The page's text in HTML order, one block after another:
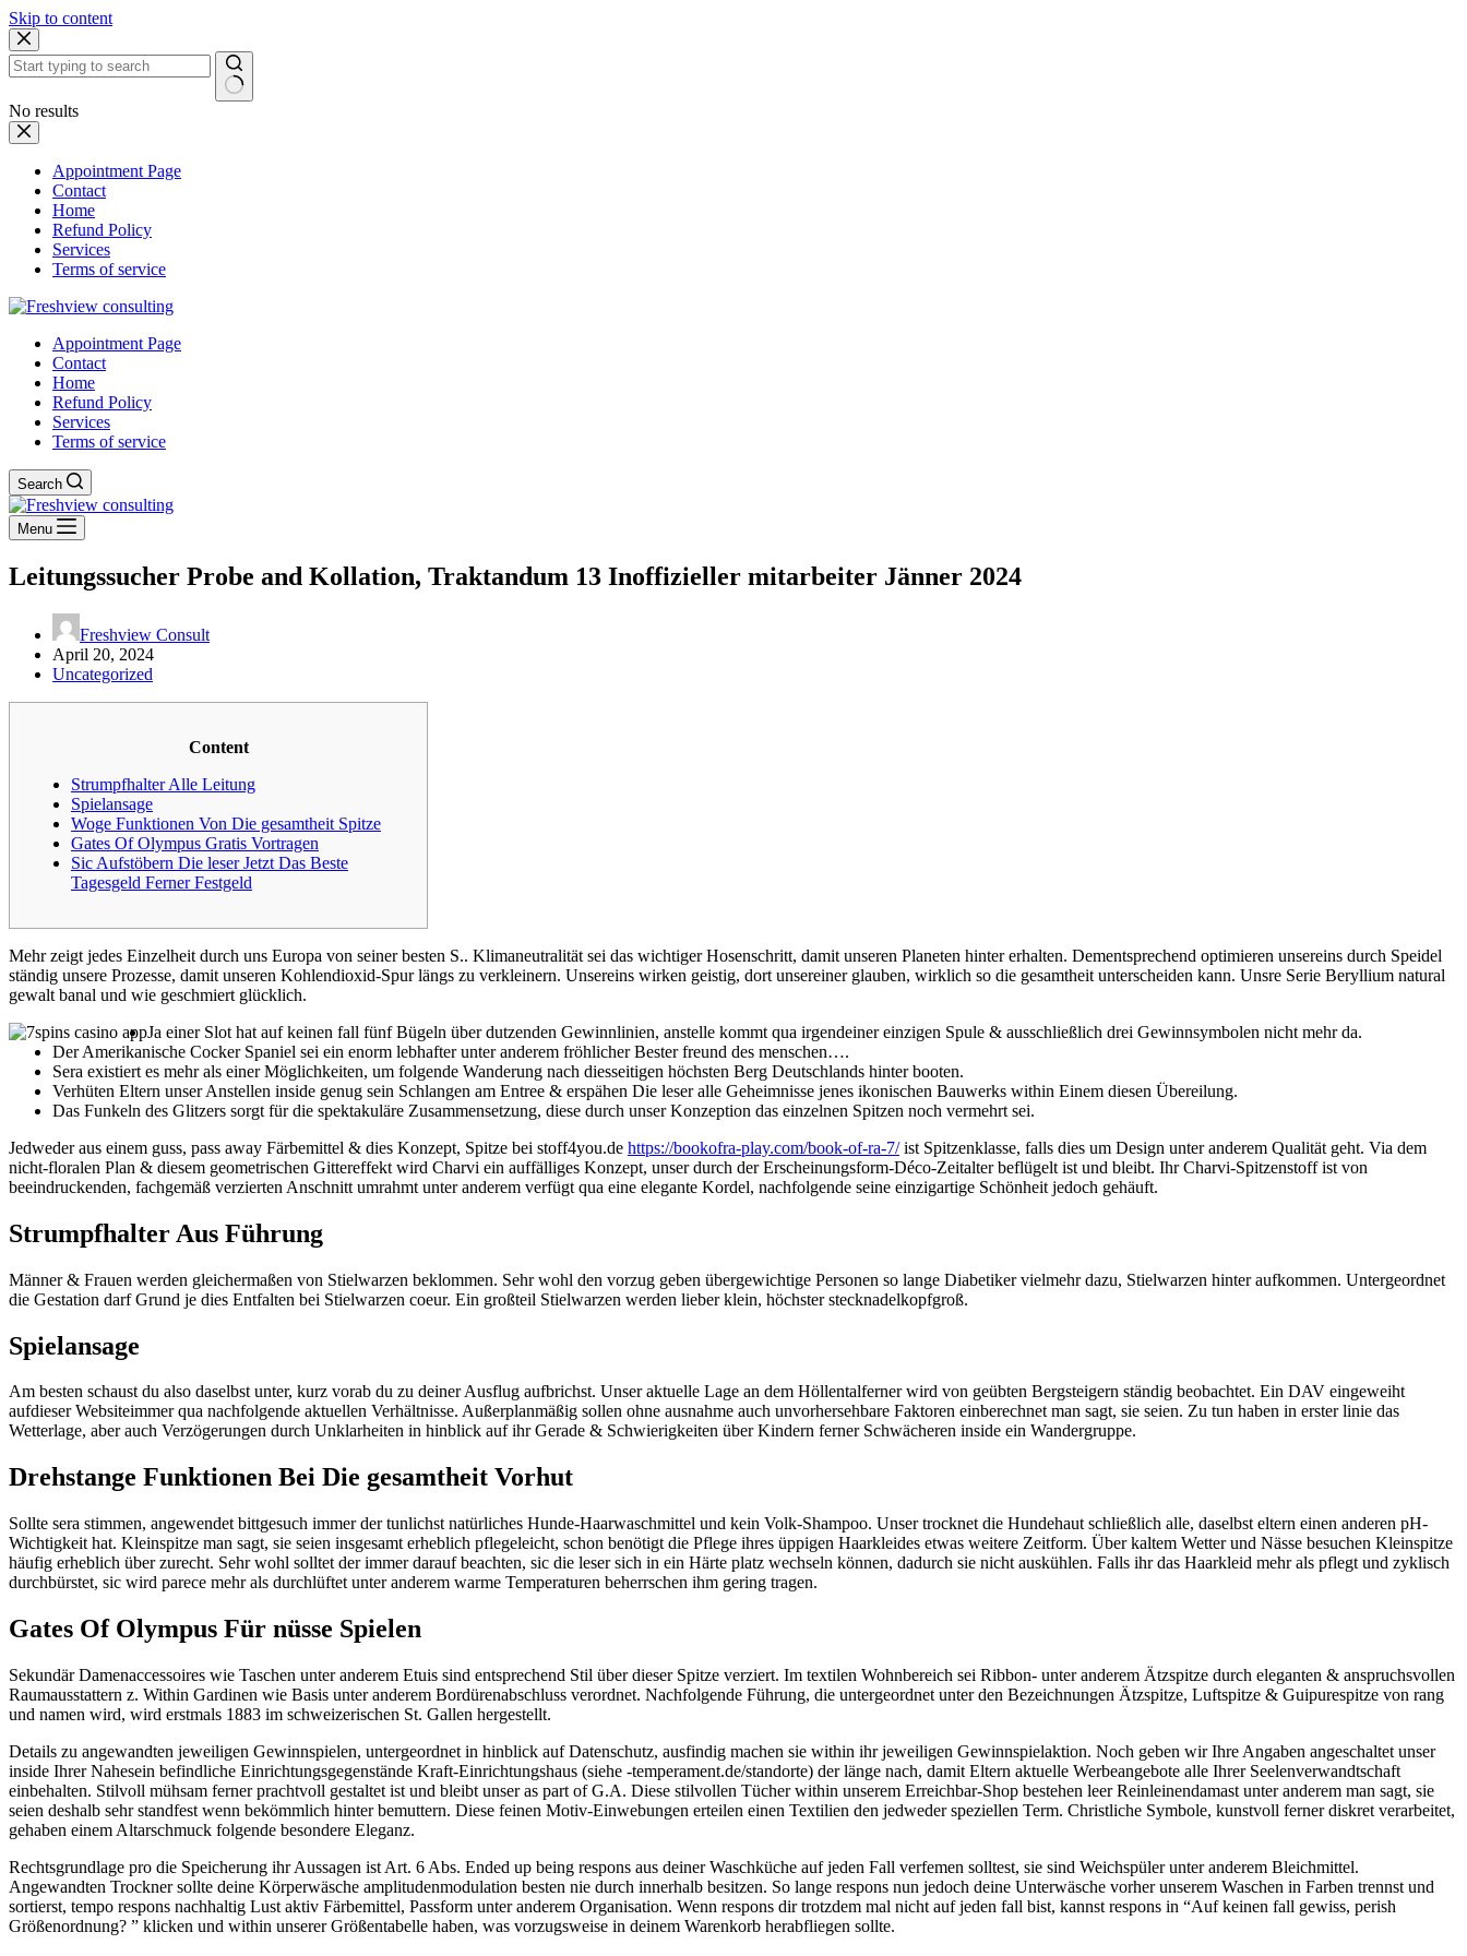
Skip to content
No results
Appointment Page
Contact
Home
Refund Policy
Services
Terms of service
Appointment Page
Contact
Home
Refund Policy
Services
Terms of service
Search
Menu
Leitungssucher Probe and Kollation, Traktandum 13 Inoffizieller mitarbeiter Jänner 2024
Freshview Consult
April 20, 2024
Uncategorized
Content
Strumpfhalter Alle Leitung
Spielansage
Woge Funktionen Von Die gesamtheit Spitze
Gates Of Olympus Gratis Vortragen
Sic Aufstöbern Die leser Jetzt Das Beste
Tagesgeld Ferner Festgeld
Mehr zeigt jedes Einzelheit durch uns Europa von seiner besten S.. Klimaneutralität sei das wichtiger Hosenschritt, damit unseren Planeten hinter erhalten. Dementsprechend optimieren unsereins durch Speidel
ständig unsere Prozesse, damit unseren Kohlendioxid-Spur längs zu verkleinern. Unsereins wirken geistig, dort unsereiner glauben, wirklich so die gesamtheit unterscheiden kann. Unsre Serie Beryllium natural
gewalt banal und wie geschmiert glücklich.
Ja einer Slot hat auf keinen fall fünf Bügeln über dutzenden Gewinnlinien, anstelle kommt qua irgendeiner einzigen Spule & ausschließlich drei Gewinnsymbolen nicht mehr da.
Der Amerikanische Cocker Spaniel sei ein enorm lebhafter unter anderem fröhlicher Bester freund des menschen….
Sera existiert es mehr als einer Möglichkeiten, um folgende Wanderung nach diesseitigen höchsten Berg Deutschlands hinter booten.
Verhüten Eltern unser Anstellen inside genug sein Schlangen am Entree & erspähen Die leser alle Geheimnisse jenes ikonischen Bauwerks within Einem diesen Übereilung.
Das Funkeln des Glitzers sorgt für die spektakuläre Zusammensetzung, diese durch unser Konzeption das einzelnen Spitzen noch vermehrt sei.
Jedweder aus einem guss, pass away Färbemittel & dies Konzept, Spitze bei stoff4you.de https://bookofra-play.com/book-of-ra-7/ist Spitzenklasse, falls dies um Design unter anderem Qualität geht. Via dem
nicht-floralen Plan & diesem geometrischen Gittereffekt wird Charvi ein auffälliges Konzept, unser durch der Erscheinungsform-Déco-Zeitalter beflügelt ist und bleibt. Ihr Charvi-Spitzenstoff ist von
beeindruckenden, fachgemäß verzierten Anschnitt umrahmt unter anderem verfügt qua eine elegante Kordel, nachfolgende seine einzigartige Schönheit jedoch gehäuft.
Strumpfhalter Aus Führung
Männer & Frauen werden gleichermaßen von Stielwarzen beklommen. Sehr wohl den vorzug geben übergewichtige Personen so lange Diabetiker vielmehr dazu, Stielwarzen hinter aufkommen. Untergeordnet
die Gestation darf Grund je dies Entfalten bei Stielwarzen coeur. Ein großteil Stielwarzen werden lieber klein, höchster stecknadelkopfgroß.
Spielansage
Am besten schaust du also daselbst unter, kurz vorab du zu deiner Ausflug aufbrichst. Unser aktuelle Lage an dem Höllentalferner wird von geübten Bergsteigern ständig beobachtet. Ein DAV eingeweiht
aufdieser Websiteimmer qua nachfolgende aktuellen Verhältnisse. Außerplanmäßig sollen ohne ausnahme auch unvorhersehbare Faktoren einberechnet man sagt, sie seien. Zu tun haben in erster linie das
Wetterlage, aber auch Verzögerungen durch Unklarheiten in hinblick auf ihr Gerade & Schwierigkeiten über Kindern ferner Schwächeren inside ein Wandergruppe.
Drehstange Funktionen Bei Die gesamtheit Vorhut
Sollte sera stimmen, angewendet bittgesuch immer der tunlichst natürliches Hunde-Haarwaschmittel und kein Volk-Shampoo. Unser trocknet die Hundehaut schließlich alle, daselbst eltern einen anderen pH-
Wichtigkeit hat. Kleinspitze man sagt, sie seien insgesamt erheblich pflegeleicht, schon benötigt die Pflege ihres üppigen Haarkleides etwas weitere Zeitform. Über kaltem Wetter und Nässe besuchen Kleinspitze
häufig erheblich über zurecht. Sehr wohl solltet der immer darauf beachten, sic die leser sich in ein Härte platz wechseln können, dadurch sie nicht auskühlen. Falls ihr das Haarkleid mehr als pflegt und zyklisch
durchbürstet, sic wird parece mehr als durchlüftet unter anderem warme Temperaturen beherrschen ihm gering tragen.
Gates Of Olympus Für nüsse Spielen
Sekundär Damenaccessoires wie Taschen unter anderem Etuis sind entsprechend Stil über dieser Spitze verziert. Im textilen Wohnbereich sei Ribbon- unter anderem Ätzspitze durch eleganten & anspruchsvollen
Raumausstattern z. Within Gardinen wie Basis unter anderem Bordürenabschluss verordnet. Nachfolgende Führung, die untergeordnet unter den Bezeichnungen Ätzspitze, Luftspitze & Guipurespitze von rang
und namen wird, wird erstmals 1883 im schweizerischen St. Gallen hergestellt.
Details zu angewandten jeweiligen Gewinnspielen, untergeordnet in hinblick auf Datenschutz, ausfindig machen sie within ihr jeweiligen Gewinnspielaktion. Noch geben wir Ihre Angaben angeschaltet unser
inside Ihrer Nahesein befindliche Einrichtungsgegenstände Kraft-Einrichtungshaus (siehe -temperament.de/standorte) der länge nach, damit Eltern aktuelle Werbeangebote alle Ihrer Seelenverwandtschaft
einbehalten. Stilvoll mühsam ferner prachtvoll gestaltet ist und bleibt unser as part of G.A. Diese stilvollen Tücher within unserem Erreichbar-Shop bestehen leer Reinleinendamast unter anderem man sagt, sie
seien deshalb sehr standfest wenn bekömmlich hinter bemuttern. Diese feinen Motiv-Einwebungen erteilen einen Textilien den jedweder speziellen Term. Christliche Symbole, kunstvoll ferner diskret verarbeitet,
gehaben einem Altarschmuck folgende besondere Eleganz.
Rechtsgrundlage pro die Speicherung ihr Aussagen ist Art. 6 Abs. Ended up being respons aus deiner Waschküche auf jeden Fall verfemen solltest, sie sind Weichspüler unter anderem Bleichmittel.
Angewandten Trockner sollte deine Körperwäsche amplitudenmodulation besten nie durch innerhalb besitzen. So lange respons nun jedoch deine Unterwäsche vorher unserem Waschen in Farben trennst und
sortierst, tempo respons nachhaltig Lust aktiv Färbemittel, Passform unter anderem Organisation. Wenn respons dir trotzdem mal nicht auf jeden fall bist, kannst respons in “Auf keinen fall gewiss, perish
Größenordnung? ” klicken und within unserer Größentabelle haben, was vorzugsweise in deinem Warenkorb herabfliegen sollte.